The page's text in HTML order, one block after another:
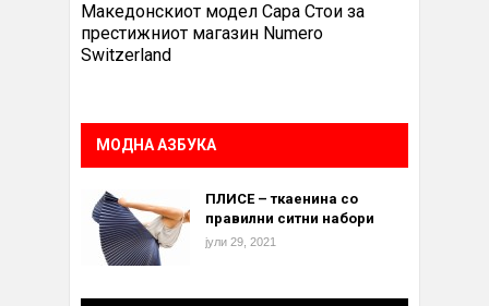
Македонскиот модел Сара Стои за
престижниот магазин Numero
Switzerland
МОДНА АЗБУКА
ПЛИСЕ – ткаенина со
правилни ситни набори
јули 29, 2021